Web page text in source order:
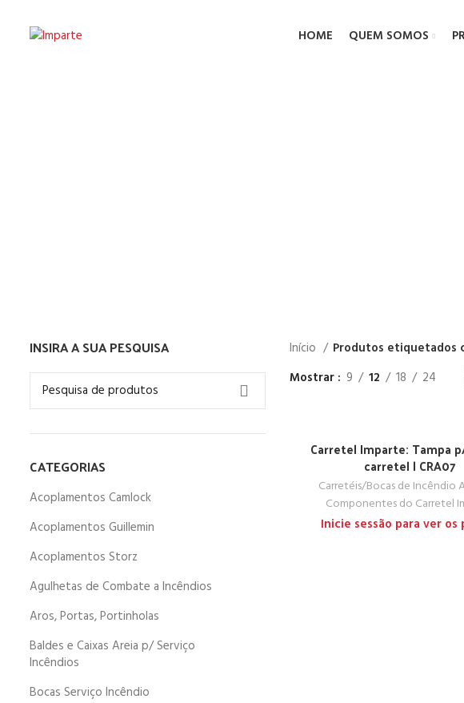
HOME QUEM SOMOS
INSIRA A SUA PESQUISA
CATEGORIAS
Acoplamentos Camlock
Acoplamentos Guillemin
Acoplamentos Storz
Agulhetas de Combate a Incêndios
Aros, Portas, Portinholas
Baldes e Caixas Areia p/ Serviço
Incêndios
Bocas Serviço Incêndio
Início
Produtos etiquetados
Mostrar
9 12 18 24
Carretel Imparte: Tampa
carretel | CRA07
Carretéis/Bocas de Incêndio
Componentes do Carretel
Inicie sessão para ver os